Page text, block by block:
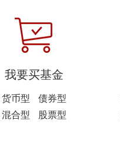
我要买基金
货币型
债券型
混合型
股票型